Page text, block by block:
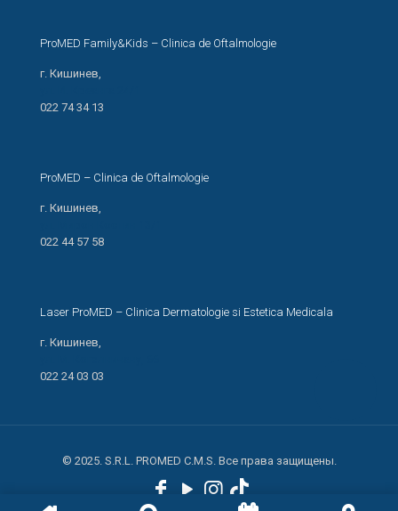
ProMED Family&Kids – Clinica de Oftalmologie
г. Кишинев,
022 74 34 13
ProMED – Clinica de Oftalmologie
г. Кишинев,
022 44 57 58
Laser ProMED – Clinica Dermatologie si Estetica Medicala
г. Кишинев,
022 24 03 03
© 2025. S.R.L. PROMED C.M.S. Все права защищены.